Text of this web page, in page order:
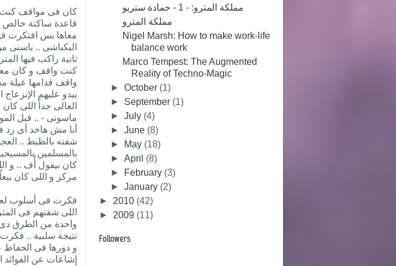
كان فى مواقف كنت
قاعدة ساكتة خالص
معاها بس افتكرت
البكباشى ..
تانية راكب فيها
كنت واقف و كان
يبدو عليهم
العالى جداً اللى
ماسونى - .. قبل
أنا مش هاخد أى
شفته بالظبط ..
بالمسلمين
كان بيقول أُف .. و
مركز و اللى كان
فكرت فى أسلوب
اللى شفتهم فى
واحدة من الطرق دى
نتيجة سلبية ..
و دورها فى
إشاعات عن
مملكة المترو: - 1 - حمادة ستريو
مملكة المترو
Nigel Marsh: How to make work-life
balance work
Marco Tempest: The Augmented
Reality of Techno-Magic
►October (1)
► September (1)
►July (4)
►June (8)
►
May (18)
►April (8)
►
February (3)
►January (2)
► 2010 (42)
► 2009 (11)
Followers